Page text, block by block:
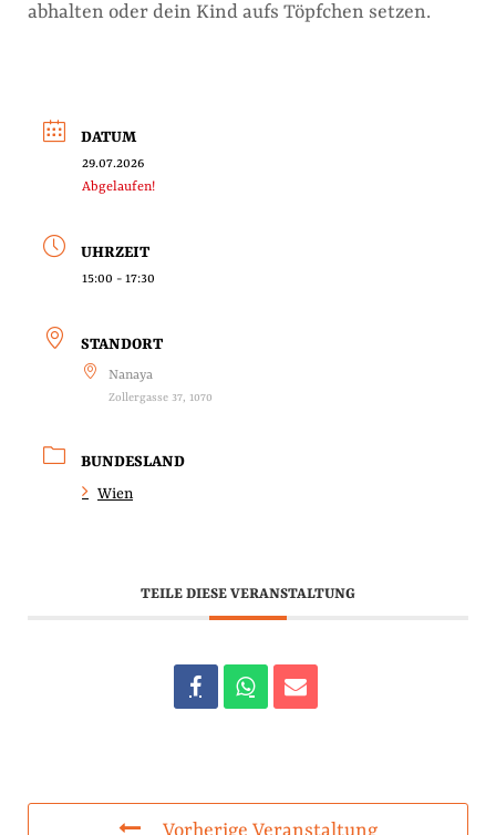
abhalten oder dein Kind aufs Töpfchen setzen.
DATUM
29.07.2026
Abgelaufen!
UHRZEIT
15:00 - 17:30
STANDORT
Nanaya
Zollergasse 37, 1070
BUNDESLAND
Wien
TEILE DIESE VERANSTALTUNG
Vorherige Veranstaltung